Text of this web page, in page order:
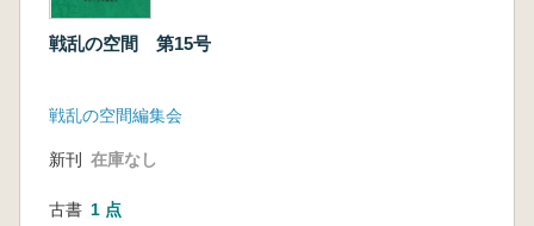
戦乱の空間 第15号
戦乱の空間編集会
新刊 在庫なし
古書 1 点